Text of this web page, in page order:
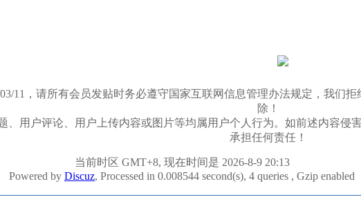
11，请所有会员发贴时务必遵守国家互联网信息管理办法规定，我们
除！
、用户评论、用户上传内容或图片等均属用户个人行为。如前述内容侵
承担任何责任！
当前时区 GMT+8, 现在时间是 2026-8-9 20:13
Powered by Discuz, Processed in 0.008544 second(s), 4 queries , Gzip enabled